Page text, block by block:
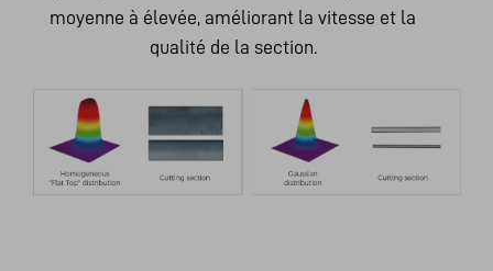
moyenne à élevée, améliorant la vitesse et la
qualité de la section.